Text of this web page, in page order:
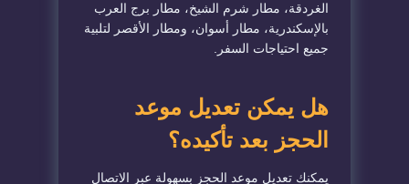
الغردقة، مطار شرم الشيخ، مطار برج العرب
بالإسكندرية، مطار أسوان، ومطار الأقصر لتلبية
جميع احتياجات السفر.
هل يمكن تعديل موعد
الحجز بعد تأكيده؟
يمكنك تعديل موعد الحجز بسهولة عبر الاتصال